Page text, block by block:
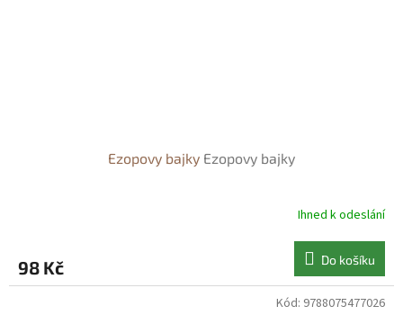
Ezopovy bajky Ezopovy bajky
Ihned k odeslání
98 Kč Do košíku
Kód: 9788075477026